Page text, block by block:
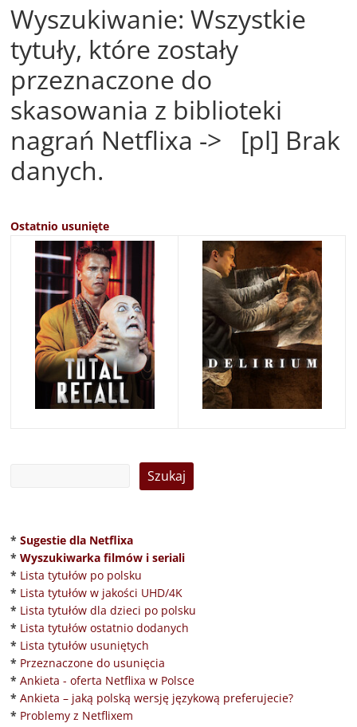
Wyszukiwanie: Wszystkie
tytuły, które zostały
przeznaczone do
skasowania z biblioteki
nagrań Netflixa -> [pl] Brak
danych.
Ostatnio usunięte
* Sugestie dla Netflixa
* Wyszukiwarka filmów i seriali
* Lista tytułów po polsku
* Lista tytułów w jakości UHD/4K
* Lista tytułów dla dzieci po polsku
* Lista tytułów ostatnio dodanych
* Lista tytułów usuniętych
* Przeznaczone do usunięcia
* Ankieta - oferta Netflixa w Polsce
* Ankieta – jaką polską wersję językową preferujecie?
* Problemy z Netflixem